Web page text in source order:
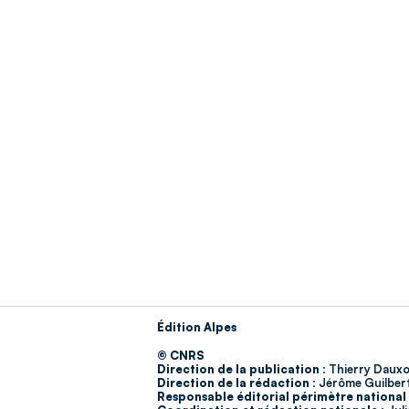
Édition Alpes
© CNRS
Direction de la publication : Thierry
Direction de la rédaction : Jérôme
Responsable éditorial périmètre national